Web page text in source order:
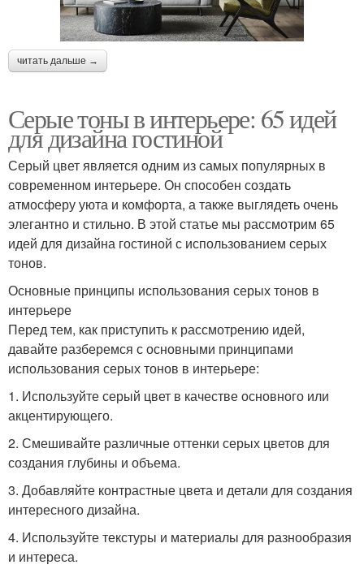
читать дальше →
Серые тоны в интерьере: 65 идей
для дизайна гостиной
Серый цвет является одним из самых популярных в
современном интерьере. Он способен создать
атмосферу уюта и комфорта, а также выглядеть очень
элегантно и стильно. В этой статье мы рассмотрим 65
идей для дизайна гостиной с использованием серых
тонов.
Основные принципы использования серых тонов в
интерьере
Перед тем, как приступить к рассмотрению идей,
давайте разберемся с основными принципами
использования серых тонов в интерьере:
1. Используйте серый цвет в качестве основного или
акцентирующего.
2. Смешивайте различные оттенки серых цветов для
создания глубины и объема.
3. Добавляйте контрастные цвета и детали для создания
интересного дизайна.
4. Используйте текстуры и материалы для разнообразия
и интереса.